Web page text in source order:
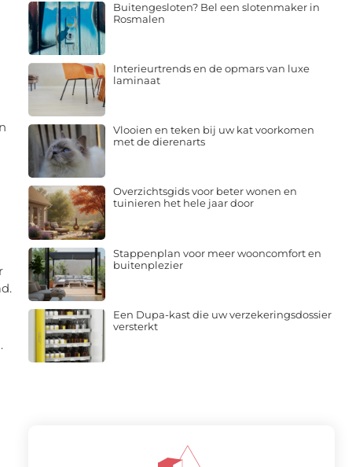
Buitengesloten? Bel een slotenmaker in
Rosmalen
Interieurtrends en de opmars van luxe
laminaat
Vlooien en teken bij uw kat voorkomen
met de dierenarts
Overzichtsgids voor beter wonen en
tuinieren het hele jaar door
Stappenplan voor meer wooncomfort en
buitenplezier
Een Dupa-kast die uw verzekeringsdossier
versterkt